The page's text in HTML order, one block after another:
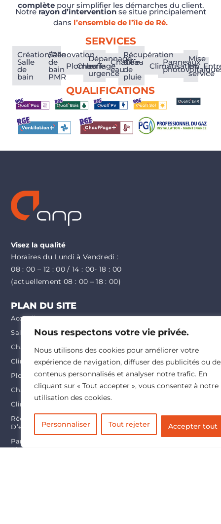
Nous respectons votre vie privée.
Nous utilisons des cookies pour améliorer votre
expérience de navigation, diffuser des publicités ou
contenus personnalisés et analyser notre trafic. En
cliquant sur « Tout accepter », vous consentez à notre
utilisation des cookies.
Personnaliser Tout rejeter Accepter tout
complètepour simplifier les démarches du client.
Notre rayon d’interventionse situe principalement
dans l’ensemble de l’île de Ré.
SERVICES
Création/Rénovation
Salle
de
bain
Salle
de
bain
PMR
Plomberie
Chauffage
Dépannage
en
urgence
Chauffe-
eau
Récupération
d'eau
de
pluie
Climatisation
Panneaux
Mise
en
service
QUALIFICATIONS
Visez la qualité
Horaires du Lundi à Vendredi :
08 : 00 – 12 : 00 / 14 : 00- 18 : 00
(actuellement 08 : 00 – 18 : 00)
PLAN DU SITE
Accueil
Salle De Bains
Chauffage
Climatisation
Plomberie
Chauffage
Climatisation
Récupération
D’eau De Pluie
Panneaux
Photovoltaïque